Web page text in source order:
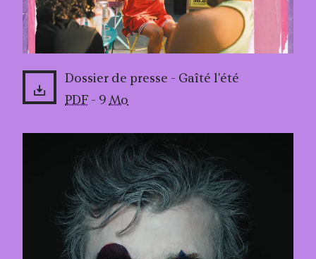
Dossier de presse - Gaîté l'été
PDF - 9Mo